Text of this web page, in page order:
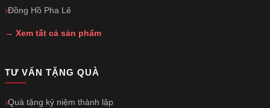
Đồng Hồ Pha Lê
→ Xem tất cả sản phẩm
TƯ VẤN TẶNG QUÀ
Quà tặng kỷ niệm thành lập